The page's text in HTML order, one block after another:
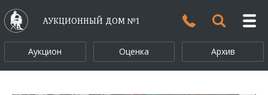
АУКЦИОННЫЙ ДОМ №1
Аукцион Оценка Архив